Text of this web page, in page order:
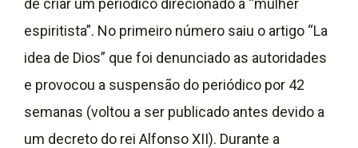
de criar um periódico direcionado a “mulher
espiritista”. No primeiro número saiu o artigo “La
idea de Dios” que foi denunciado as autoridades
e provocou a suspensão do periódico por 42
semanas (voltou a ser publicado antes devido a
um decreto do rei Alfonso XII). Durante a